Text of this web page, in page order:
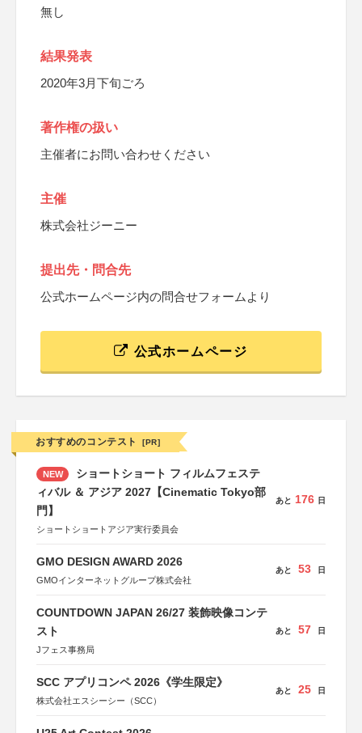
無し
結果発表
2020年3月下旬ごろ
著作権の扱い
主催者にお問い合わせください
主催
株式会社ジーニー
提出先・問合先
公式ホームページ内の問合せフォームより
公式ホームページ
おすすめのコンテスト [PR]
NEW
ショートショート フィルムフェステ
ィバル ＆ アジア 2027【Cinematic Tokyo部
門】
ショートショートアジア実行委員会
あと 176 日
GMO DESIGN AWARD 2026
GMOインターネットグループ株式会社
あと 53 日
COUNTDOWN JAPAN 26/27 装飾映像コンテ
スト
Jフェス事務局
あと 57 日
SCC アプリコンペ 2026《学生限定》
株式会社エスシーシー（SCC）
あと 25 日